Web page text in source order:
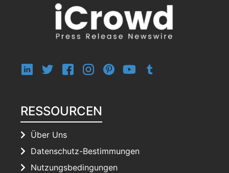
RESSOURCEN
Über Uns
Datenschutz-Bestimmungen
Nutzungsbedingungen